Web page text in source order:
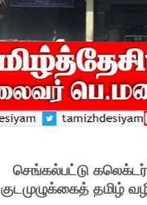
செங்கல்பட்டு
குடமுழுக்கைத் தமிழ்